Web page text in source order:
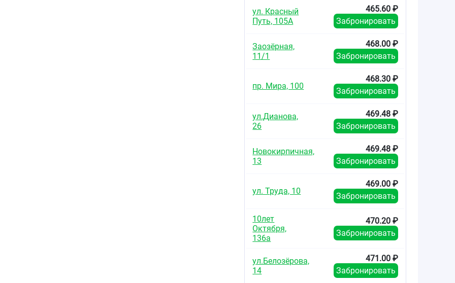
ул. Красный
Путь, 105А
465.60 ₽
Забронировать
Заозёрная,
11/1
468.00 ₽
Забронировать
пр. Мира, 100
468.30 ₽
Забронировать
ул.Дианова,
26
469.48 ₽
Забронировать
Новокирпичная,
13
469.48 ₽
Забронировать
ул. Труда, 10
469.00 ₽
Забронировать
10лет
Октября,
136а
470.20 ₽
Забронировать
ул.Белозёрова,
14
471.00 ₽
Забронировать